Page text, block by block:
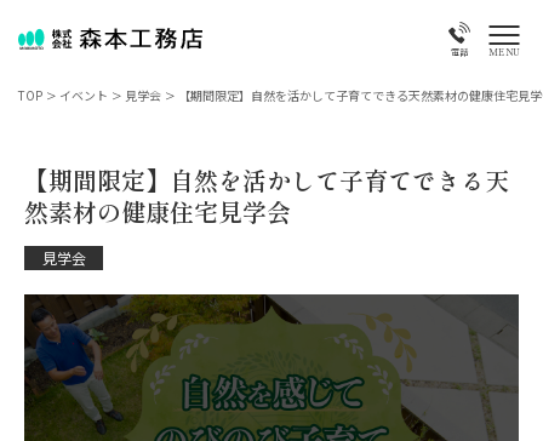
電話 MENU
TOP > イベント > 見学会 > 【期間限定】自然を活かして子育てできる天然素材の健康住宅見
【期間限定】自然を活かして子育てできる天
然素材の健康住宅見学会
見学会